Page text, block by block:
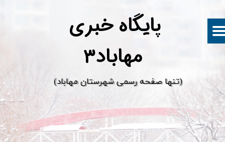
پایگاه خبری
​(تنها صفحه رسمی شهرستان مهاباد)